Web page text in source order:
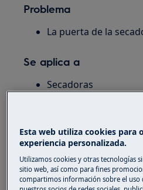
Problema
La puerta de la
Se aplica a
Secadoras
Si no puede abrir la
compruebe si alguna
tirador presenta
Si están dañadas o
Esta web utiliza cookies para
experiencia personalizada.
Utilizamos cookies y otras tecnologías
sitio web, así como para fines
compartimos información sobre el uso